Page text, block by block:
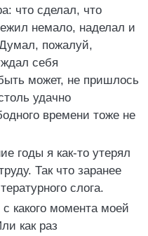
что сделал, что
немало, наделал и
пожалуй,
себя
может, не пришлось
удачно
времени тоже не
годы я как-то утерял
Так что заранее
слога.
какого момента моей
как раз